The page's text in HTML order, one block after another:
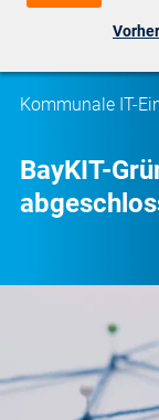
Kommunale IT-
BayKIT-